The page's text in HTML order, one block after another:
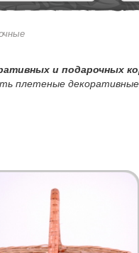
и подарочных
плетеные